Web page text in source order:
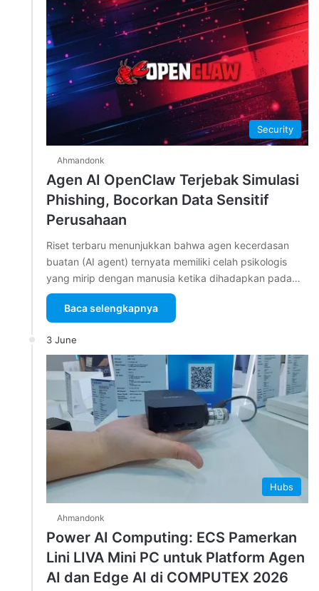
Security
Ahmandonk
Agen AI OpenClaw Terjebak Simulasi
Phishing, Bocorkan Data Sensitif
Perusahaan
Riset terbaru menunjukkan bahwa agen kecerdasan
buatan (AI agent) ternyata memiliki celah psikologis
yang mirip dengan manusia ketika dihadapkan pada…
Baca selengkapnya
3 June
Hubs
Ahmandonk
Power AI Computing: ECS Pamerkan
Lini LIVA Mini PC untuk Platform Agen
AI dan Edge AI di COMPUTEX 2026